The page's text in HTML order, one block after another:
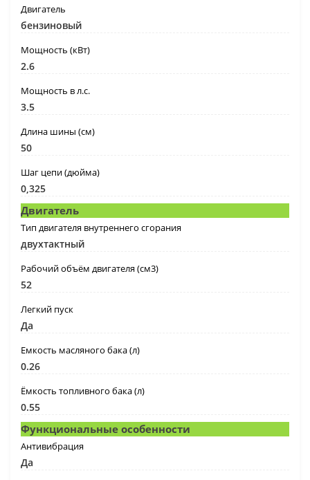
Двигатель
бензиновый
Мощность (кВт)
2.6
Мощность в л.с.
3.5
Длина шины (см)
50
Шаг цепи (дюйма)
0,325
Двигатель
Тип двигателя внутреннего сгорания
двухтактный
Рабочий объём двигателя (см3)
52
Легкий пуск
Да
Емкость масляного бака (л)
0.26
Ёмкость топливного бака (л)
0.55
Функциональные особенности
Антивибрация
Да